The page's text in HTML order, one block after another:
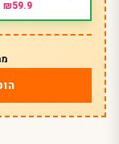
₪59.9